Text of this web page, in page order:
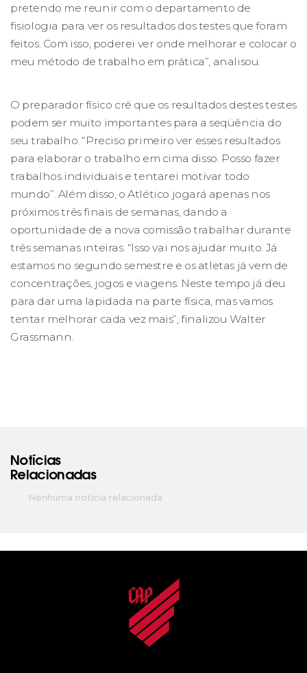
pretendo me reunir com o departamento de
fisiologia para ver os resultados dos testes que foram
feitos. Com isso, poderei ver onde melhorar e colocar o
meu método de trabalho em prática”, analisou.
O preparador físico crê que os resultados destes testes
podem ser muito importantes para a seqüência do
seu trabalho. “Preciso primeiro ver esses resultados
para elaborar o trabalho em cima disso. Posso fazer
trabalhos individuais e tentarei motivar todo
mundo”. Além disso, o Atlético jogará apenas nos
próximos três finais de semanas, dando a
oportunidade de a nova comissão trabalhar durante
três semanas inteiras. “Isso vai nos ajudar muito. Já
estamos no segundo semestre e os atletas já vem de
concentrações, jogos e viagens. Neste tempo já deu
para dar uma lapidada na parte física, mas vamos
tentar melhorar cada vez mais”, finalizou Walter
Grassmann.
Notícias
Relacionadas
Nenhuma notícia relacionada